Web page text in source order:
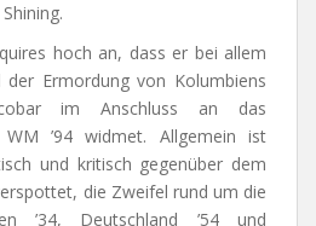
hoch an, dass er bei allem
Ermordung von Kolumbiens
im Anschluss an das
’94 widmet. Allgemein ist
und kritisch gegenüber dem
die Zweifel rund um die
’34, Deutschland ’54 und